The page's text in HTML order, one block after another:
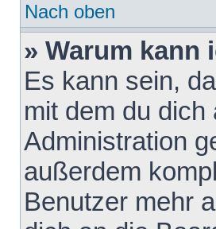
Nach oben
» Warum
Es kann sein,
mit dem du
Administration
außerdem
Benutzer mehr